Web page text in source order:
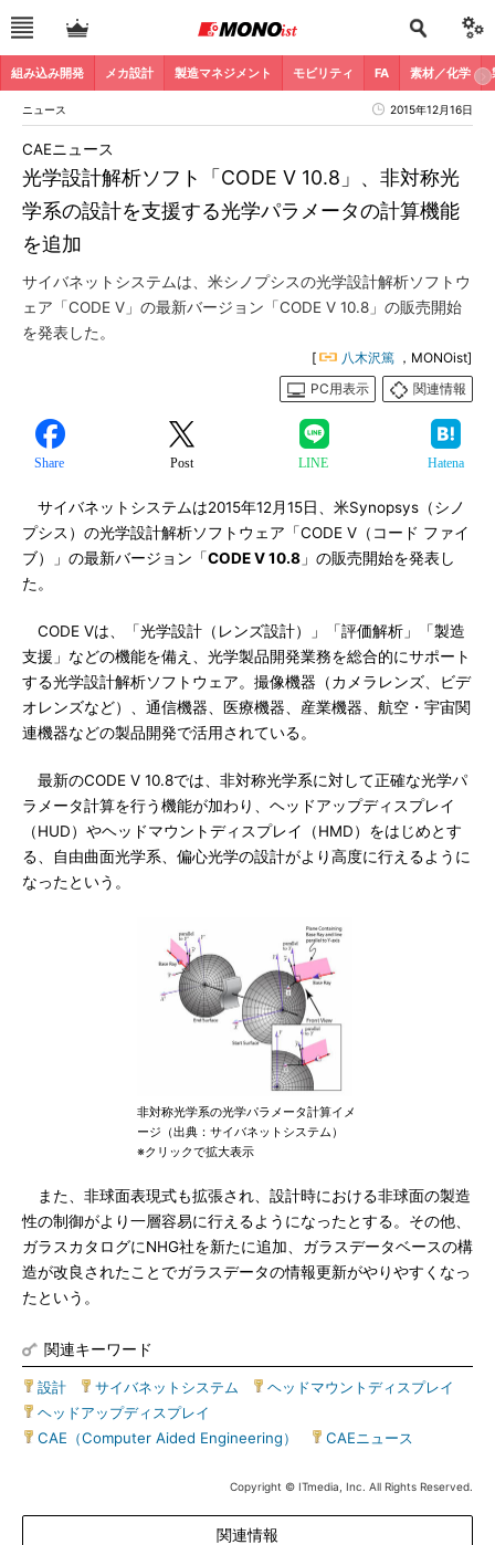
組み込み開発 メカ設計 製造マネジメント モビリティ FA 素材／化学
ニュース 2015年12月16日
光学設計解析ソフト「CODE V 10.8」、非対称光
学系の設計を支援する光学パラメータの計算機能
を追加
CAEニュース
サイバネットシステムは、米シノプシスの光学設計解析ソフトウ
ェア「CODE V」の最新バージョン「CODE V 10.8」の販売開始
を発表した。
[ 八木沢篤 ，MONOist]
PC用表示
関連情報
Share Post LINE Hatena
サイバネットシステムは2015年12月15日、米Synopsys（シノ
プシス）の光学設計解析ソフトウェア「CODE V（コード ファイ
ブ）」の最新バージョン「CODE V 10.8 」の販売開始を発表し
た。
CODE Vは、「光学設計（レンズ設計）」「評価解析」「製造
支援」などの機能を備え、光学製品開発業務を総合的にサポート
する光学設計解析ソフトウェア。撮像機器（カメラレンズ、ビデ
オレンズなど）、通信機器、医療機器、産業機器、航空・宇宙関
連機器などの製品開発で活用されている。
最新のCODE V 10.8では、非対称光学系に対して正確な光学パ
ラメータ計算を行う機能が加わり、ヘッドアップディスプレイ
（HUD）やヘッドマウントディスプレイ（HMD）をはじめとす
る、自由曲面光学系、偏心光学の設計がより高度に行えるように
なったという。
非対称光学系の光学パラメータ計算イメ
ージ（出典：サイバネットシステム）
※クリックで拡大表示
また、非球面表現式も拡張され、設計時における非球面の製造
性の制御がより一層容易に行えるようになったとする。その他、
ガラスカタログにNHG社を新たに追加、ガラスデータベースの構
造が改良されたことでガラスデータの情報更新がやりやすくなっ
たという。
関連キーワード
設計 サイバネットシステム ヘッドマウントディスプレイ
ヘッドアップディスプレイ
CAE（Computer Aided Engineering）
CAEニュース
Copyright © ITmedia, Inc. All Rights Reserved.
関連情報